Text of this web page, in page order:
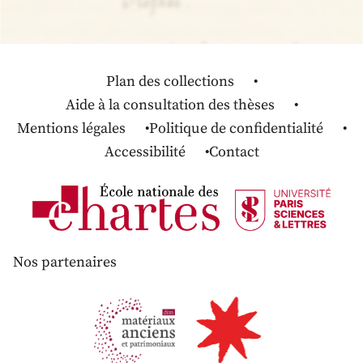
Plan des collections
Aide à la consultation des thèses
Mentions légales
Politique de confidentialité
Accessibilité
Contact
Nos partenaires